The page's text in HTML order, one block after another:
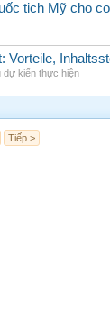
tịch Mỹ cho
Vorteile,
dự kiến thực hiện
Tiếp >